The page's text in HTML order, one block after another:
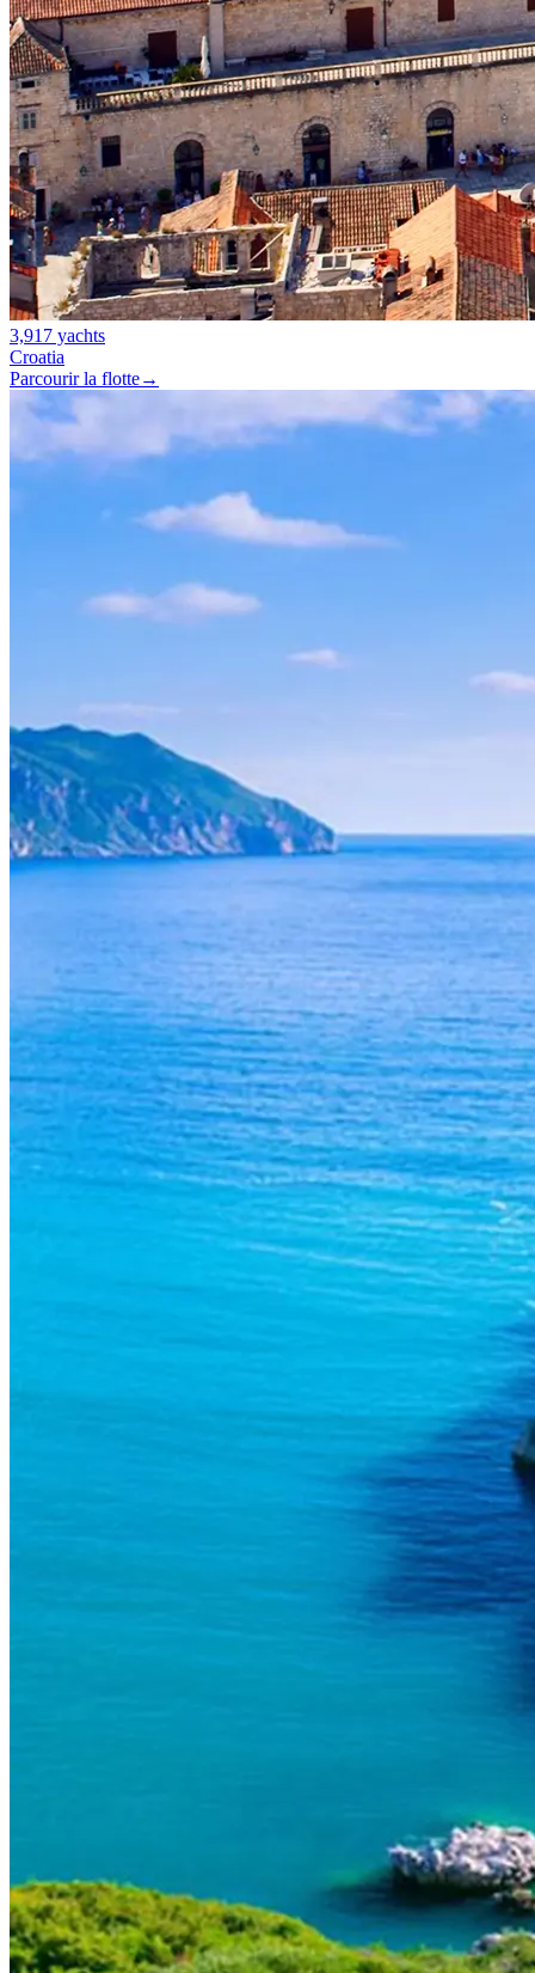
3,917 yachts
Croatia
Parcourir la flotte→